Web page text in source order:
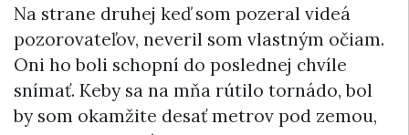
Na strane druhej keď som pozeral videá
pozorovateľov, neveril som vlastným očiam.
Oni ho boli schopní do poslednej chvíle
snímať. Keby sa na mňa rútilo tornádo, bol
by som okamžite desať metrov pod zemou,